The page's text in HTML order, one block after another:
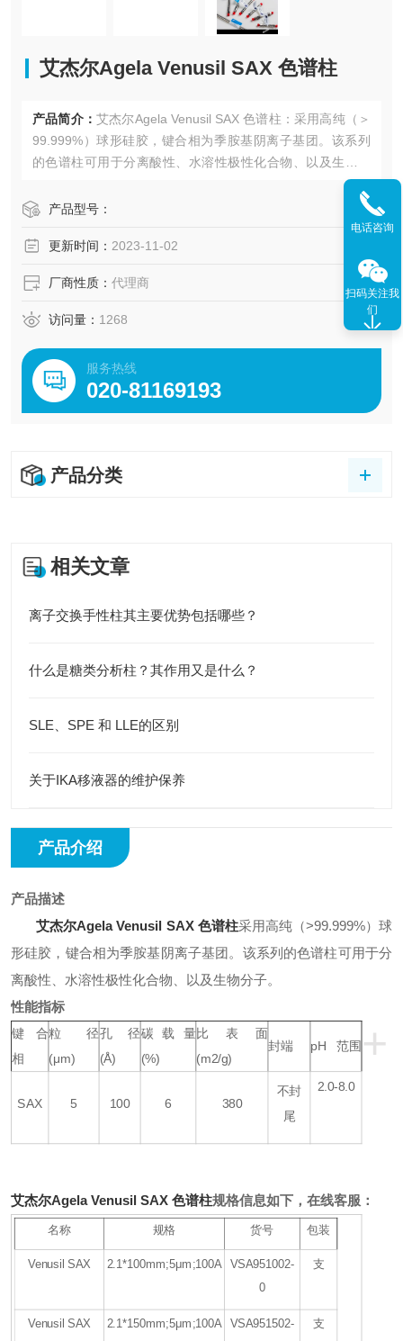
艾杰尔Agela Venusil SAX 色谱柱
产品简介： 艾杰尔Agela Venusil SAX 色谱柱：采用高纯（＞
99.999%）球形硅胶，键合相为季胺基阴离子基团。该系列
的色谱柱可用于分离酸性、水溶性极性化合物、以及生物分
产品型号：
更新时间： 2023-11-02
厂商性质： 代理商
访问量： 1268
服务热线
020-81169193
产品分类
相关文章
离子交换手性柱其主要优势包括哪些？
什么是糖类分析柱？其作用又是什么？
SLE、SPE 和 LLE的区别
关于IKA移液器的维护保养
产品介绍
产品描述
艾杰尔Agela Venusil SAX 色谱柱采用高纯（>99.999%）球
形硅胶，键合相为季胺基阴离子基团。该系列的色谱柱可用于分
离酸性、水溶性极性化合物、以及生物分子。
性能指标
+
键合
相
粒径
(μm)
孔径
(Å)
碳载量
(%)
比表面
(m2/g)
封端 pH 范围
SAX 5 100 6 380
不封
尾
2.0-8.0
艾杰尔Agela Venusil SAX 色谱柱规格信息如下，在线客服：
名称 规格 货号 包装
Venusil SAX 2.1*100mm;5μm;100A
VSA951002-
0
支
Venusil SAX 2.1*150mm;5μm;100A
VSA951502-
支
电话咨询
扫码关注我
们